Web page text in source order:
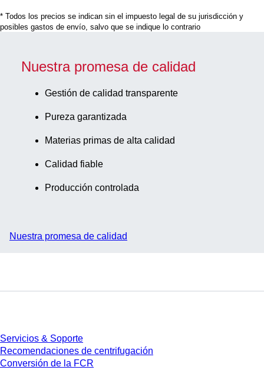
sanguíneas
TSC
* Todos los precios se indican sin el impuesto legal de su jurisdicción y
posibles gastos de envío, salvo que se indique lo contrario
Nuestra promesa de calidad
Gestión de calidad transparente
Pureza garantizada
Materias primas de alta calidad
Calidad fiable
Producción controlada
Nuestra promesa de calidad
Servicios & Soporte
Recomendaciones de centrifugación
Conversión de la FCR